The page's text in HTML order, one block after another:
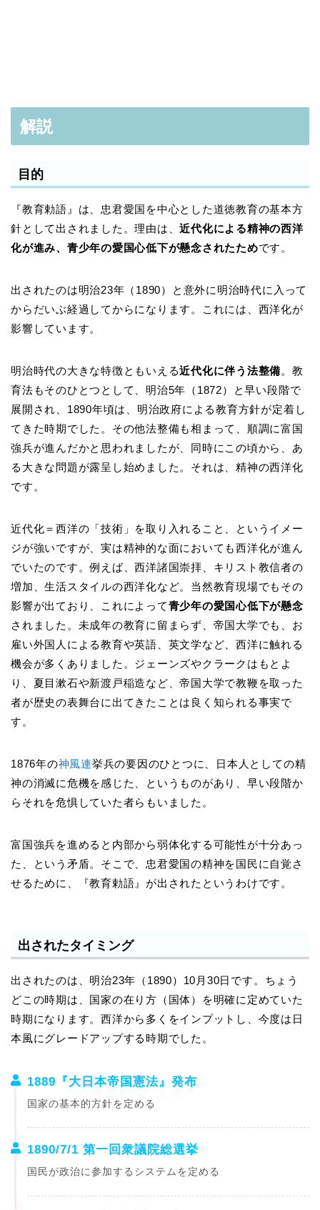
解説
目的
『教育勅語』は、忠君愛国を中心とした道徳教育の基本方
針として出されました。理由は、近代化による精神の西洋
化が進み、青少年の愛国心低下が懸念されたためです。
出されたのは明治23年（1890）と意外に明治時代に入って
からだいぶ経過してからになります。これには、西洋化が
影響しています。
明治時代の大きな特徴ともいえる近代化に伴う法整備。教
育法もそのひとつとして、明治5年（1872）と早い段階で
展開され、1890年頃は、明治政府による教育方針が定着し
てきた時期でした。その他法整備も相まって、順調に富国
強兵が進んだかと思われましたが、同時にこの頃から、あ
る大きな問題が露呈し始めました。それは、精神の西洋化
です。
近代化＝西洋の「技術」を取り入れること、というイメー
ジが強いですが、実は精神的な面においても西洋化が進ん
でいたのです。例えば、西洋諸国崇拝、キリスト教信者の
増加、生活スタイルの西洋化など。当然教育現場でもその
影響が出ており、これによって青少年の愛国心低下が懸念
されました。未成年の教育に留まらず、帝国大学でも、お
雇い外国人による教育や英語、英文学など、西洋に触れる
機会が多くありました。ジェーンズやクラークはもとよ
り、夏目漱石や新渡戸稲造など、帝国大学で教鞭を取った
者が歴史の表舞台に出てきたことは良く知られる事実で
す。
1876年の神風連挙兵の要因のひとつに、日本人としての精
神の消滅に危機を感じた、というものがあり、早い段階か
らそれを危惧していた者らもいました。
富国強兵を進めると内部から弱体化する可能性が十分あっ
た、という矛盾。そこで、忠君愛国の精神を国民に自覚さ
せるために、『教育勅語』が出されたというわけです。
出されたタイミング
出されたのは、明治23年（1890）10月30日です。ちょう
どこの時期は、国家の在り方（国体）を明確に定めていた
時期になります。西洋から多くをインプットし、今度は日
本風にグレードアップする時期でした。
1889『大日本帝国憲法』発布
国家の基本的方針を定める
1890/7/1 第一回衆議院総選挙
国民が政治に参加するシステムを定める